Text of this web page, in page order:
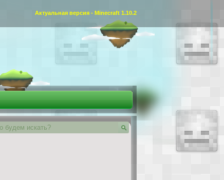
Актуальная версия - Minecraft 1.10.2